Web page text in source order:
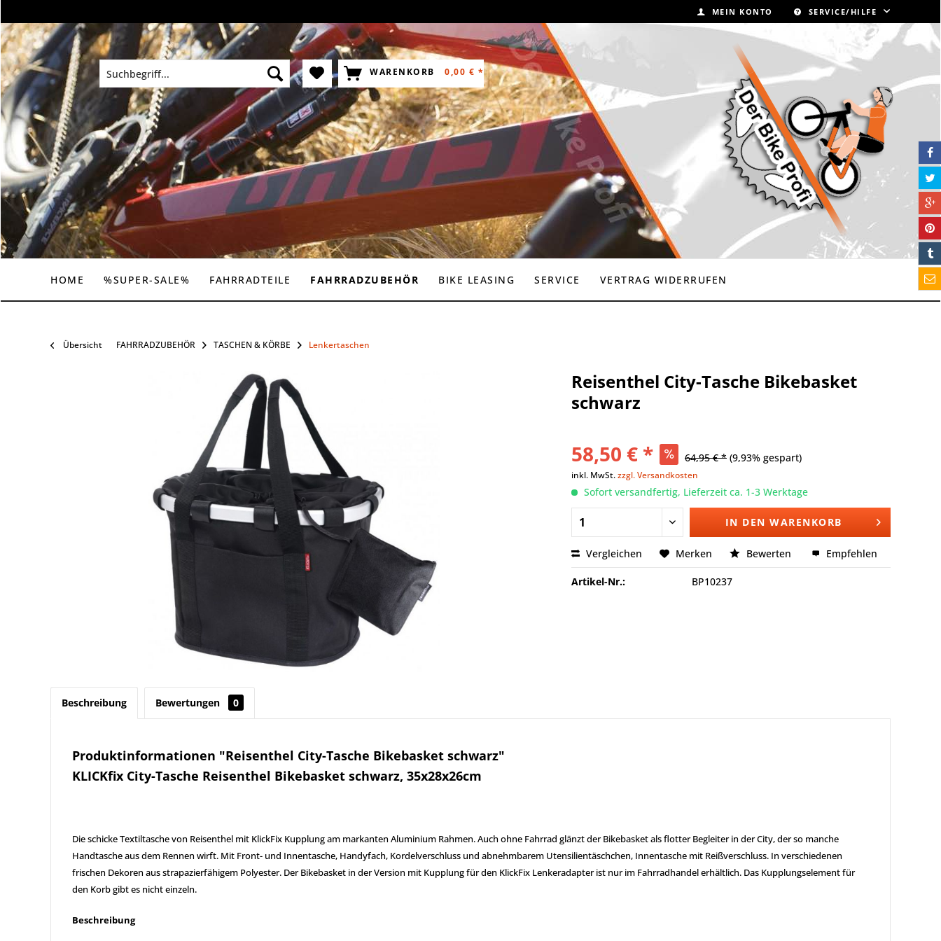
MEIN KONTO SERVICE/HILFE
WARENKORB 0,00 € *
HOME %SUPER-SALE% FAHRRADTEILE FAHRRADZUBEHÖR BIKE LEASING SERVICE VERTRAG WIDERRUFEN
Übersicht FAHRRADZUBEHÖR TASCHEN & KÖRBE Lenkertaschen
Reisenthel City-Tasche Bikebasket
schwarz
58,50 € * 64,95 € * (9,93% gespart)
inkl. MwSt.zzgl. Versandkosten
Sofort versandfertig, Lieferzeit ca. 1-3 Werktage
IN DEN WARENKORB
Vergleichen Merken Bewerten Empfehlen
Artikel-Nr.: BP10237
Beschreibung Bewertungen 0
Produktinformationen "Reisenthel City-Tasche Bikebasket schwarz"
KLICKfix City-Tasche Reisenthel Bikebasket schwarz, 35x28x26cm
Die schicke Textiltasche von Reisenthel mit KlickFix Kupplung am markanten Aluminium Rahmen. Auch ohne Fahrrad glänzt der Bikebasket als flotter Begleiter in der City, der so manche
Handtasche aus dem Rennen wirft. Mit Front- und Innentasche, Handyfach, Kordelverschluss und abnehmbarem Utensilientäschchen, Innentasche mit Reißverschluss. In verschiedenen
frischen Dekoren aus strapazierfähigem Polyester. Der Bikebasket in der Version mit Kupplung für den KlickFix Lenkeradapter ist nur im Fahrradhandel erhältlich. Das Kupplungselement für
den Korb gibt es nicht einzeln.
Beschreibung